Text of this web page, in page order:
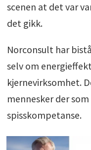
scenen at det var
det gikk.
Norconsult har
selv om
kjernevirksomhet.
mennesker der
spisskompetanse.